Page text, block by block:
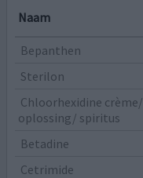
Naam
Bepanthen
Sterilon
Chloorhexidine crème/
oplossing/ spiritus
Betadine
Cetrimide